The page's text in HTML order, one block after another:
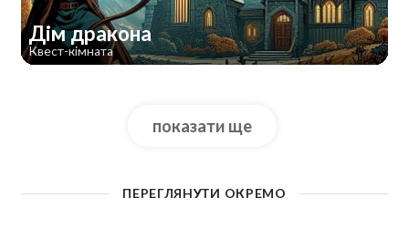
Дім дракона
Квест-кімната
показати ще
ПЕРЕГЛЯНУТИ ОКРЕМО